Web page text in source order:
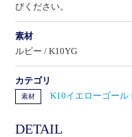
びください。
素材
ルビー / K10YG
カテゴリ
素材 K10イエローゴール
DETAIL